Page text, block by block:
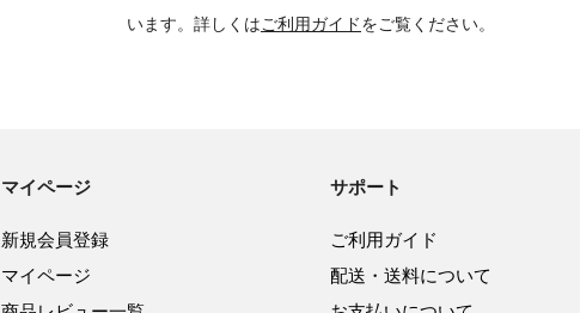
います。詳しくはご利用ガイドをご覧ください。
マイページ
新規会員登録
マイページ
サポート
ご利用ガイド
配送・送料について